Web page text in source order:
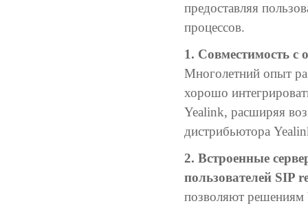
предоставляя
процессов.
1. Совместимость с
Многолетний опыт
хорошо
Yealink, расширяя
дистрибьютора
2. Встроенные
пользователей SIP
позволяют решениям